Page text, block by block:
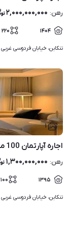
رهن: ۲,۰۰۰,۰۰۰,۰۰۰
۱۴۰۴ ۲۲۰
تنکابن، خیابان فردوسی غربی |
۱
اجاره آپارتمان 100 متر فردوسی غربی
رهن: ۱,۳۰۰,۰۰۰,۰۰۰
۱۳۹۵ ۱۰۰
تنکابن، خیابان فردوسی غربی |